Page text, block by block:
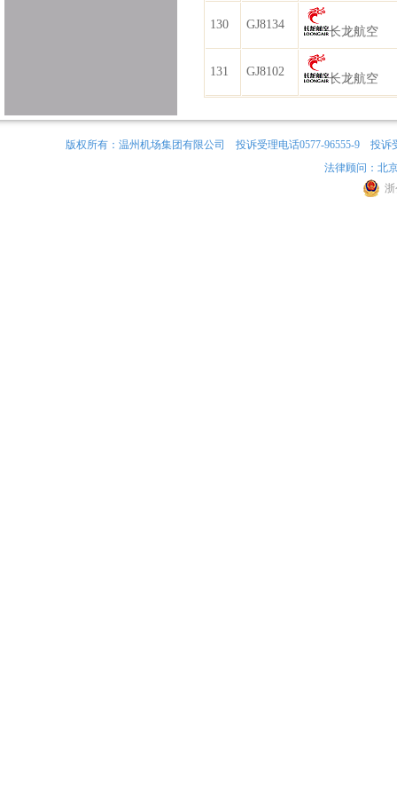
130 GJ8134
长龙航空
131 GJ8102
长龙航空
版权所有：温州机场集团有限公司 投诉受理电话0577-96555-9 投诉
法律顾问：北
浙